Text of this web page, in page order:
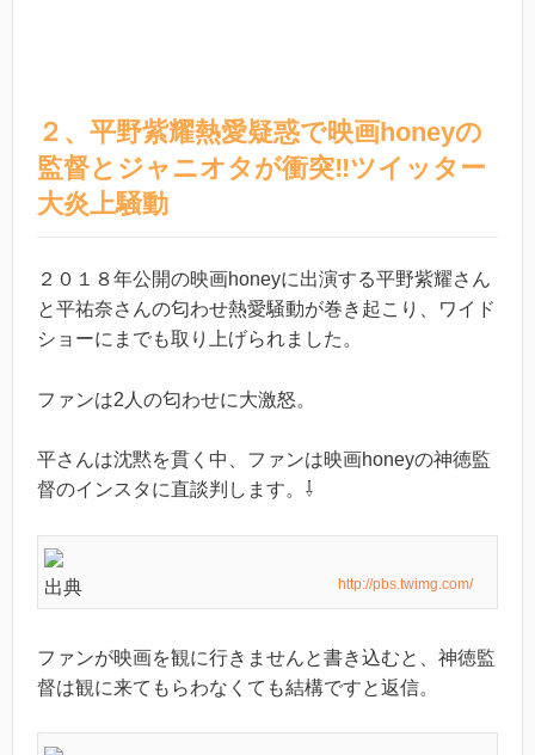
２、平野紫耀熱愛疑惑で映画honeyの
監督とジャニオタが衝突‼︎ツイッター
大炎上騒動
２０１８年公開の映画honeyに出演する平野紫耀さん
と平祐奈さんの匂わせ熱愛騒動が巻き起こり、ワイド
ショーにまでも取り上げられました。
ファンは2人の匂わせに大激怒。
平さんは沈黙を貫く中、ファンは映画honeyの神徳監
督のインスタに直談判します。⇩
出典 http://pbs.twimg.com/
ファンが映画を観に行きませんと書き込むと、神徳監
督は観に来てもらわなくても結構ですと返信。